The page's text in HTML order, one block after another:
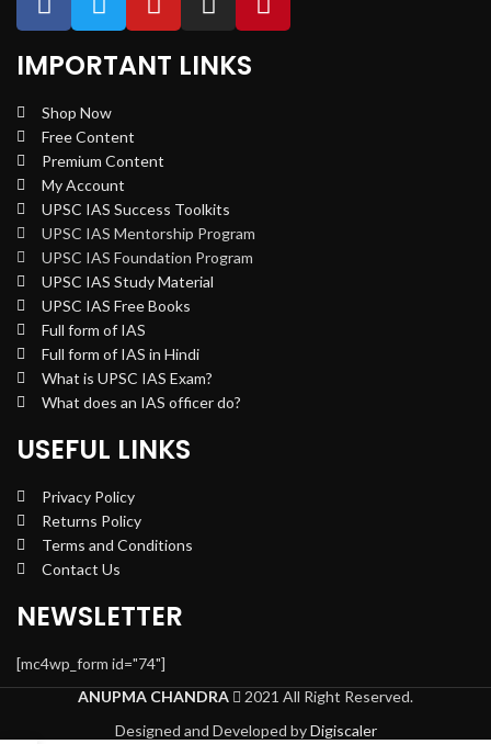
IMPORTANT LINKS
Shop Now
Free Content
Premium Content
My Account
UPSC IAS Success Toolkits
UPSC IAS Mentorship Program
UPSC IAS Foundation Program
UPSC IAS Study Material
UPSC IAS Free Books
Full form of IAS
Full form of IAS in Hindi
What is UPSC IAS Exam?
What does an IAS officer do?
USEFUL LINKS
Privacy Policy
Returns Policy
Terms and Conditions
Contact Us
NEWSLETTER
[mc4wp_form id="74"]
ANUPMA CHANDRA
2021 All Right Reserved.
Designed and Developed byDigiscaler